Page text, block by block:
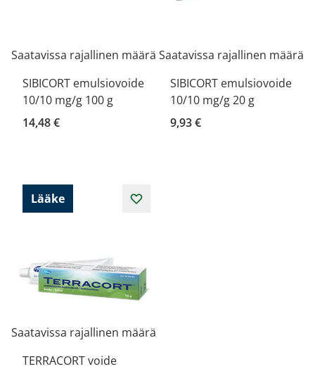
Saatavissa rajallinen määrä
SIBICORT emulsiovoide
10/10 mg/g 100 g
14,48 €
Saatavissa rajallinen määrä
SIBICORT emulsiovoide
10/10 mg/g 20 g
9,93 €
Lääke
Saatavissa rajallinen määrä
TERRACORT voide